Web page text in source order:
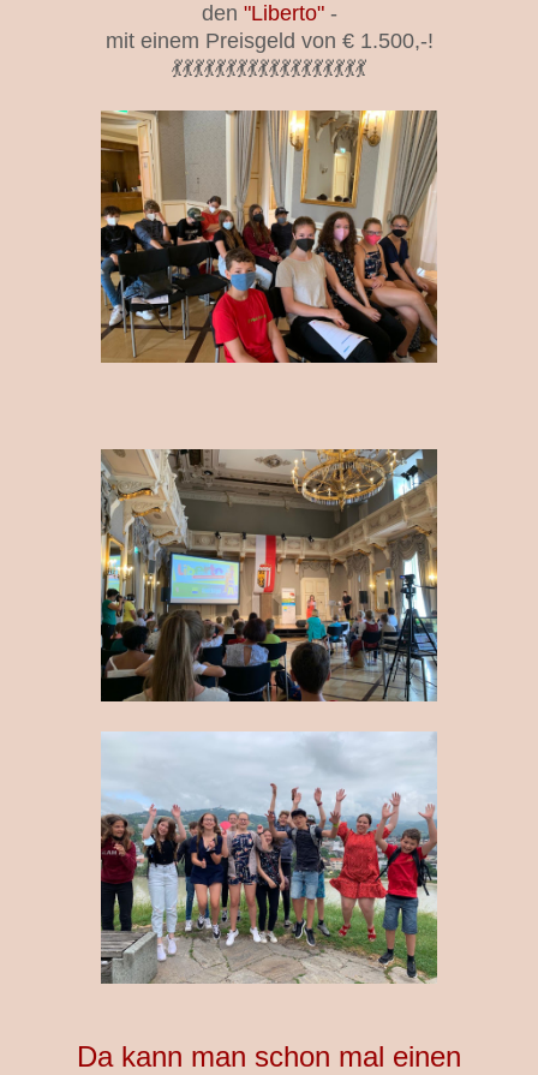
den "Liberto"-
mit einem Preisgeld von € 1.500,-!
💃💃💃💃💃💃💃💃💃💃💃💃💃💃💃💃💃💃
Da kann man schon mal einen